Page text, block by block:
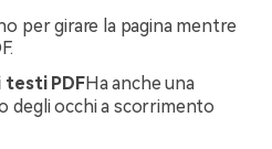
per girare la pagina mentre
PDFHa anche una
degli occhi a scorrimento